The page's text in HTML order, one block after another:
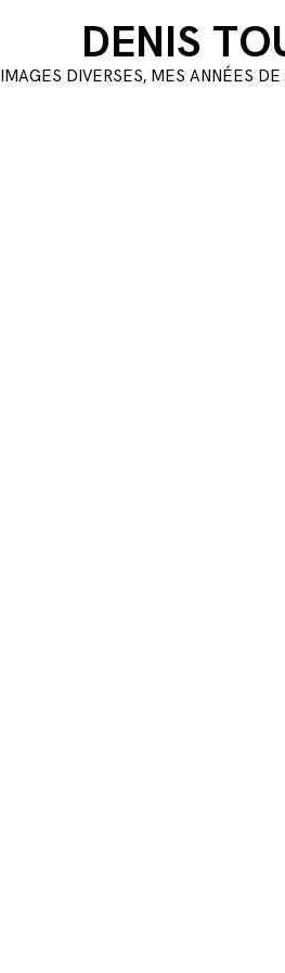
DENIS
IMAGES DIVERSES, MES ANNÉES